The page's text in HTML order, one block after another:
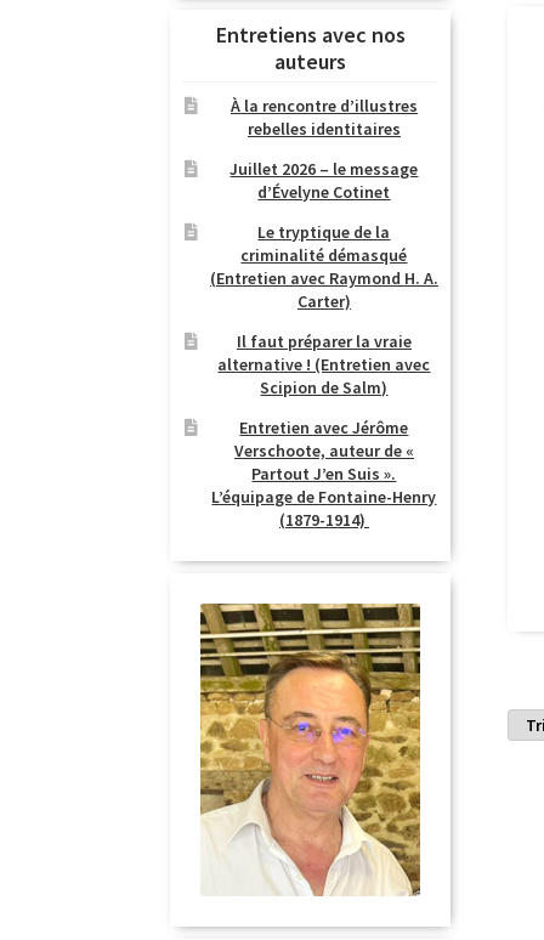
Entretiens avec nos
auteurs
À la rencontre d’illustres
rebelles identitaires
Juillet 2026 – le message
d’Évelyne Cotinet
Le tryptique de la
criminalité démasqué
(Entretien avec Raymond H. A.
Carter)
Il faut préparer la vraie
alternative ! (Entretien avec
Scipion de Salm)
Entretien avec Jérôme
Verschoote, auteur de «
Partout J’en Suis ».
L’équipage de Fontaine-Henry
(1879-1914)